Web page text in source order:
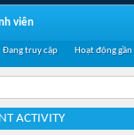
ACTIVITY
viên
Đang truy cập Hoạt động gần